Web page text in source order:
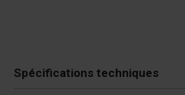
Spécifications techniques